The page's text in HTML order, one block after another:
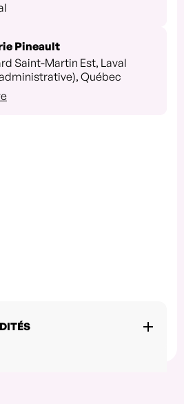
Pineault
Saint-Martin Est, Laval
Québec